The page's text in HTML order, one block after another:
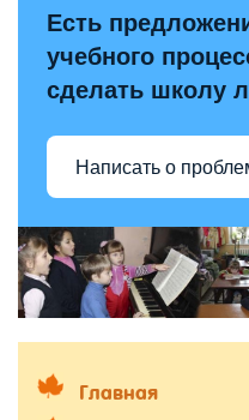
Есть
учебного
сделать школу
Написать о
Главная